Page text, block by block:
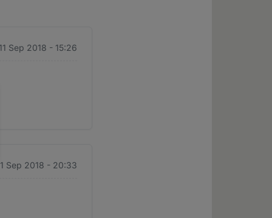
Sep 2018 - 15:26
Sep 2018 - 20:33